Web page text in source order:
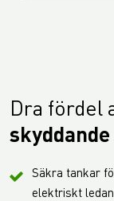
Dra fördel
Säkra tankar
elektriskt